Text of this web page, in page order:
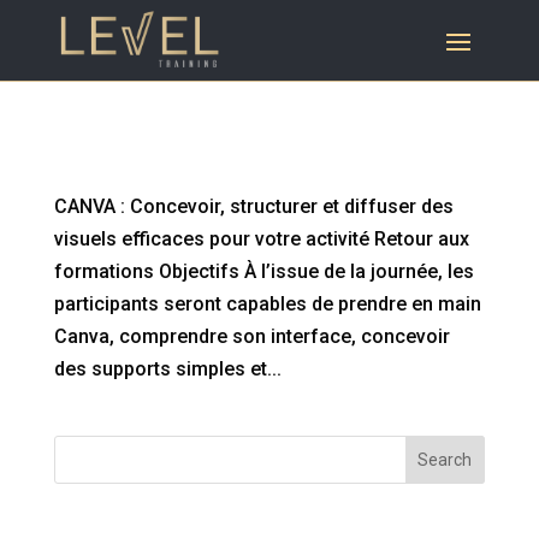
CANVA : Concevoir, structurer et diffuser des
visuels efficaces pour votre activité Retour aux
formations Objectifs À l’issue de la journée, les
participants seront capables de prendre en main
Canva, comprendre son interface, concevoir
des supports simples et...
Search